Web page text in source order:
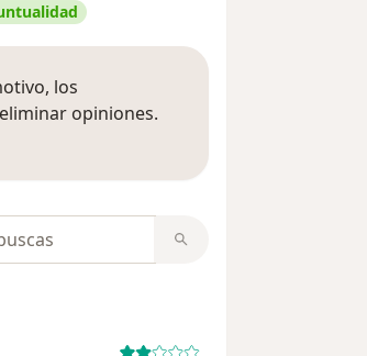
los
opiniones.